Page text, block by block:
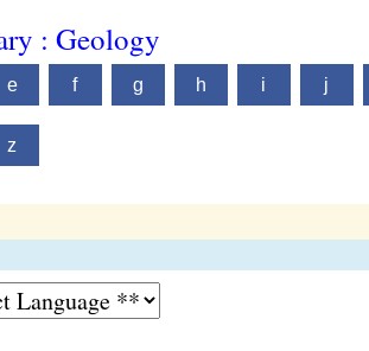
: Geology
e f g h i j
z